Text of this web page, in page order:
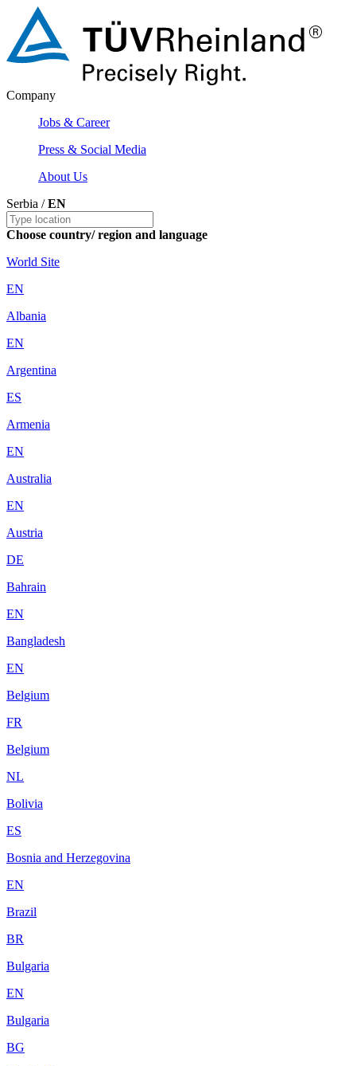
Company
Jobs & Career
Press & Social Media
About Us
Serbia /EN
Choose country/ region and language
World Site
EN
Albania
EN
Argentina
ES
Armenia
EN
Australia
EN
Austria
DE
Bahrain
EN
Bangladesh
EN
Belgium
FR
Belgium
NL
Bolivia
ES
Bosnia and Herzegovina
EN
Brazil
BR
Bulgaria
EN
Bulgaria
BG